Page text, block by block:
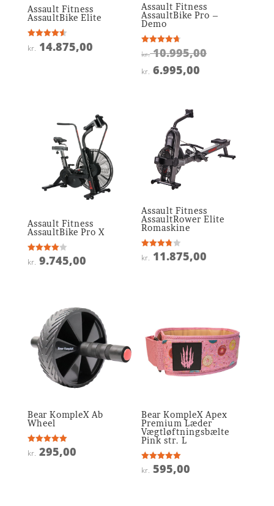
Assault Fitness
AssaultBike Elite
Vurderet
4.6
kr. 14.875,00
Assault Fitness
AssaultBike Pro –
Demo
Vurderet
4.7
kr.10.995,00Den
kr. 6.995,00
Assault Fitness
AssaultBike Pro X
Vurderet
4
kr. 9.745,00
Assault Fitness
AssaultRower Elite
Romaskine
Vurderet
3.8
kr. 11.875,00
Bear KompleX Ab
Wheel
Vurderet
5
kr. 295,00
Bear KompleX Apex
Premium Læder
Vægtløftningsbælte
Pink str. L
Vurderet
5
kr. 595,00